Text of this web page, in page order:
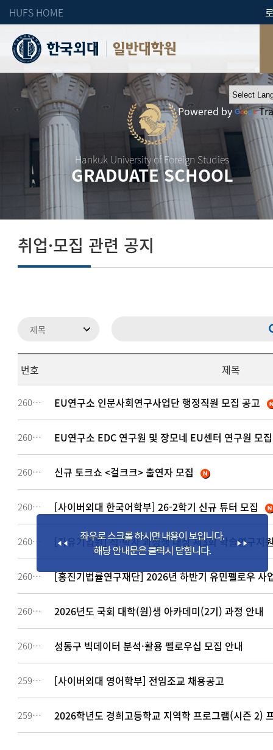
HUFS HOME
일반대학원
Hankuk University of Foreign Studies
GRADUATE SCHOOL
Powered by
취업·모집 관련 공지
번호 제목
260993 EU연구소 인문사회연구사업단 행정직원 모집 공고
260949 EU연구소 EDC 연구원 및 장모네 EU센터 연구원 모
260944 신규 토크쇼 <걸크크> 출연자 모집
260675 [사이버외대 한국어학부] 26-2학기 신규 튜터 모집
260674 [자유기업원] 석·박사 과정생 대상 제3회 학술연구지
260170 [홍진기법률연구재단] 2026년 하반기 유민펠로우 사
260147 2026년도 국회 대학(원)생 아카데미(2기) 과정 안내
260145 성동구 빅데이터 분석·활용 펠로우십 모집 안내
259905 [사이버외대 영어학부] 전임조교 채용공고
259825 2026학년도 경희고등학교 지역학 프로그램(시즌 2)